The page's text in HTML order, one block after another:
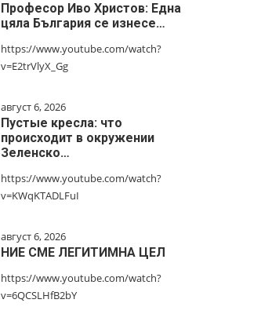
Професор Иво Христов: Една
цяла България се изнесе…
https://www.youtube.com/watch?
v=E2trVlyX_Gg
август 6, 2026
Пустые кресла: что
происходит в окружении
Зеленско…
https://www.youtube.com/watch?
v=KWqKTADLFuI
август 6, 2026
НИЕ СМЕ ЛЕГИТИМНА ЦЕЛ
https://www.youtube.com/watch?
v=6QCSLHfB2bY